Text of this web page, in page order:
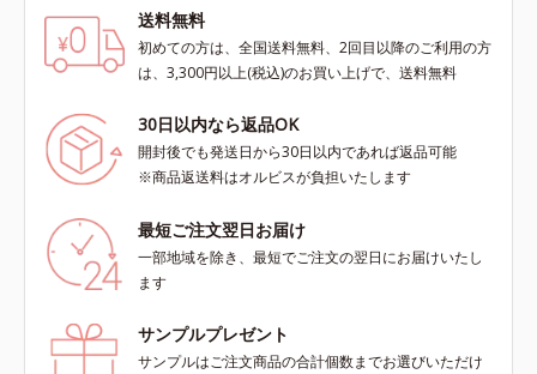
送料無料
初めての方は、全国送料無料、2回目以降のご利用の方
は、3,300円以上(税込)のお買い上げで、送料無料
30日以内なら返品OK
開封後でも発送日から30日以内であれば返品可能
※商品返送料はオルビスが負担いたします
最短ご注文翌日お届け
一部地域を除き、最短でご注文の翌日にお届けいたし
ます
サンプルプレゼント
サンプルはご注文商品の合計個数までお選びいただけ